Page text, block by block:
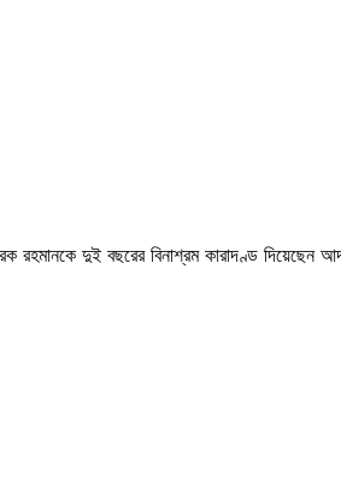
রহমানকে দুই বছরের বিনাশ্রম কারাদণ্ড